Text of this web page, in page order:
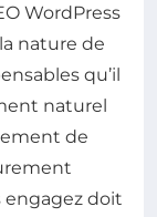
WordPress
nature de
qu’il
naturel
de
engagez doit